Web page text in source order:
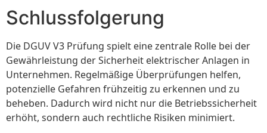
Schlussfolgerung
Die DGUV V3 Prüfung spielt eine zentrale Rolle bei der
Gewährleistung der Sicherheit elektrischer Anlagen in
Unternehmen. Regelmäßige Überprüfungen helfen,
potenzielle Gefahren frühzeitig zu erkennen und zu
beheben. Dadurch wird nicht nur die Betriebssicherheit
erhöht, sondern auch rechtliche Risiken minimiert.